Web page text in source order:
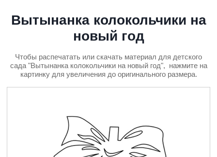
Вытынанка колокольчики на
новый год
Чтобы распечатать или скачать материал для детского
сада "Вытынанка колокольчики на новый год", нажмите на
картинку для увеличения до оригинального размера.